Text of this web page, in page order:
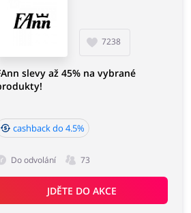
7238
slevy až 45% na vybrané
cashback do 4.5%
Do odvolání 73
JDĚTE DO AKCE